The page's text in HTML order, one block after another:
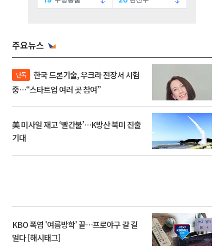
주요뉴스
단독
중…“스타트업 여러 곳 참여”
美 미사일 재고 ‘빨간불’…K방산 북미 진출
기대
KBO 폭염 '여름방학' 끝…프로야구 갈 길
멀다 [해시태그]